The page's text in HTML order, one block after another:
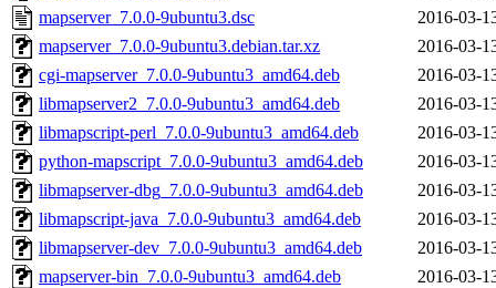
mapserver_7.0.0-9ubuntu3.dsc
2016-03-
mapserver_7.0.0-9ubuntu3.debian.tar.xz
2016-03-
cgi-mapserver_7.0.0-9ubuntu3_amd64.deb
2016-03-
libmapserver2_7.0.0-9ubuntu3_amd64.deb
2016-03-
libmapscript-perl_7.0.0-9ubuntu3_amd64.deb
2016-03-
python-mapscript_7.0.0-9ubuntu3_amd64.deb
2016-03-
libmapserver-dbg_7.0.0-9ubuntu3_amd64.deb
2016-03-
libmapscript-java_7.0.0-9ubuntu3_amd64.deb
2016-03-
libmapserver-dev_7.0.0-9ubuntu3_amd64.deb
2016-03-
mapserver-bin_7.0.0-9ubuntu3_amd64.deb
2016-03-